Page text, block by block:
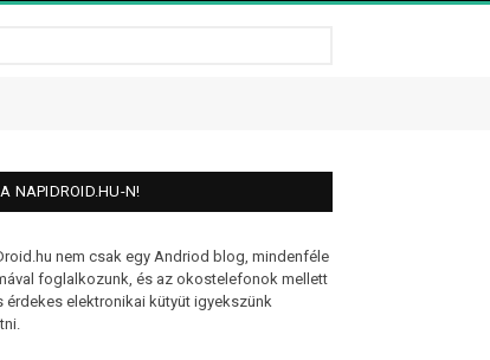
NAPIDROID.HU-N!
nem csak egy Andriod blog, mindenféle
foglalkozunk, és az okostelefonok mellett
érdekes elektronikai kütyüt igyekszünk